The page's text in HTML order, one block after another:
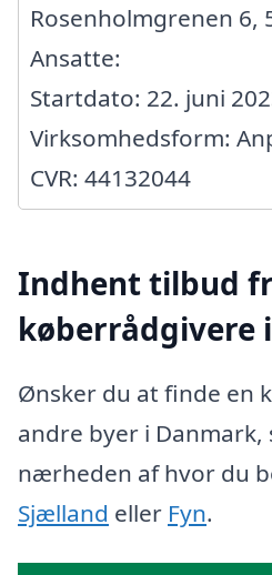
Rosenholmgrenen 6,
Ansatte:
Startdato: 22. juni
Virksomhedsform:
CVR: 44132044
Indhent tilbud
køberrådgivere
Ønsker du at finde en
andre byer i Danmark,
nærheden af hvor du
Sjælland eller Fyn.